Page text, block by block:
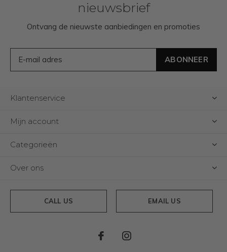
nieuwsbrief
Ontvang de nieuwste aanbiedingen en promoties
ABONNEER
Klantenservice
Mijn account
Categorieën
Over ons
CALL US EMAIL US